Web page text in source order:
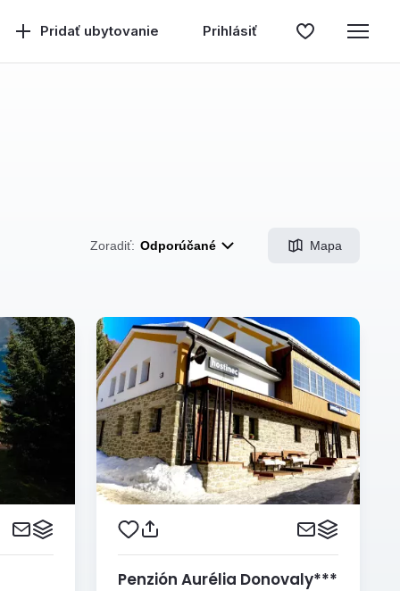
Pridať ubytovanie Prihlásiť
Zoradiť: Odporúčané Mapa
Penzión Aurélia Donovaly***